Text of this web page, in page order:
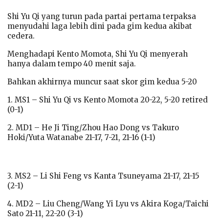
Shi Yu Qi yang turun pada partai pertama terpaksa
menyudahi laga lebih dini pada gim kedua akibat
cedera.
Menghadapi Kento Momota, Shi Yu Qi menyerah
hanya dalam tempo 40 menit saja.
Bahkan akhirnya muncur saat skor gim kedua 5-20
1. MS1 – Shi Yu Qi vs Kento Momota 20-22, 5-20 retired
(0-1)
2. MD1 – He Ji Ting/Zhou Hao Dong vs Takuro
Hoki/Yuta Watanabe 21-17, 7-21, 21-16 (1-1)
3. MS2 – Li Shi Feng vs Kanta Tsuneyama 21-17, 21-15
(2-1)
4. MD2 – Liu Cheng/Wang Yi Lyu vs Akira Koga/Taichi
Sato 21-11, 22-20 (3-1)